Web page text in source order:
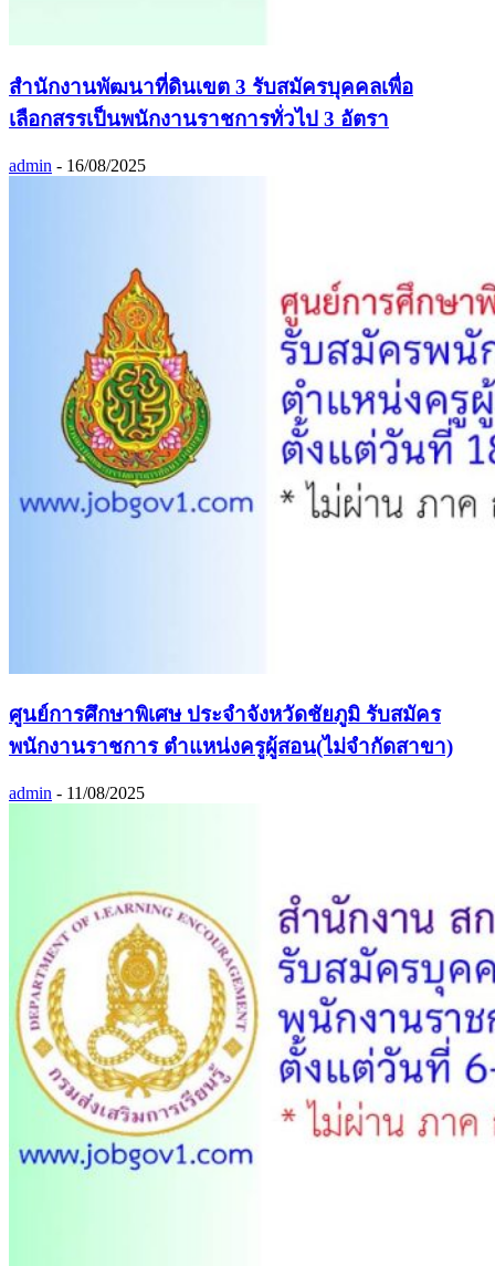
สำนักงานพัฒนาที่ดินเขต 3 รับสมัครบุคคลเพื่อ
เลือกสรรเป็นพนักงานราชการทั่วไป 3 อัตรา
admin - 16/08/2025
ศูนย์การศึกษาพิเศษ ประจำจังหวัดชัยภูมิ รับสมัคร
พนักงานราชการ ตำแหน่งครูผู้สอน(ไม่จำกัดสาขา)
admin - 11/08/2025